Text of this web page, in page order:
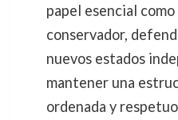
papel esencial
conservador,
nuevos estados
mantener una
ordenada y